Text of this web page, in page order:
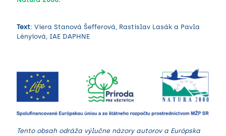
Text: Viera Stanová Šefferová, Rastislav Lasák a Pavla
Lényiová, IAE DAPHNE
Tento obsah odráža výlučne názory autorov a Európska